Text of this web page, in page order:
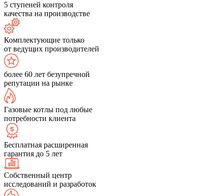
5 ступеней контроля
качества на производстве
Комплектующие только
от ведущих производителей
более 60 лет безупречной
репутации на рынке
Газовые котлы под любые
потребности клиента
Бесплатная расширенная
гарантия до 5 лет
Собственный центр
исследований и разработок